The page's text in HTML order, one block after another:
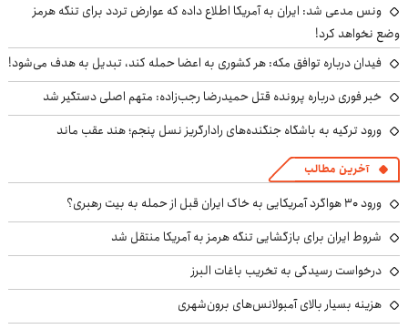
ونس مدعی شد: ایران به آمریکا اطلاع داده که عوارض تردد برای تنگه هرمز
وضع نخواهد کرد!
فیدان درباره توافق مکه: هر کشوری به اعضا حمله کند، تبدیل به هدف می‌شود!
خبر فوری درباره پرونده قتل حمیدرضا رجب‌زاده: متهم اصلی دستگیر شد
ورود ترکیه به باشگاه جنگنده‌های رادارگریز نسل پنجم؛ هند عقب ماند
آخرین مطالب
ورود ۳۰ هواگرد آمریکایی به خاک ایران قبل از حمله به بیت رهبری؟
شروط ایران برای بازگشایی تنگه هرمز به آمریکا منتقل شد
درخواست رسیدگی به تخریب باغات البرز
هزینه بسیار بالای آمبولانس‌های برون‌شهری